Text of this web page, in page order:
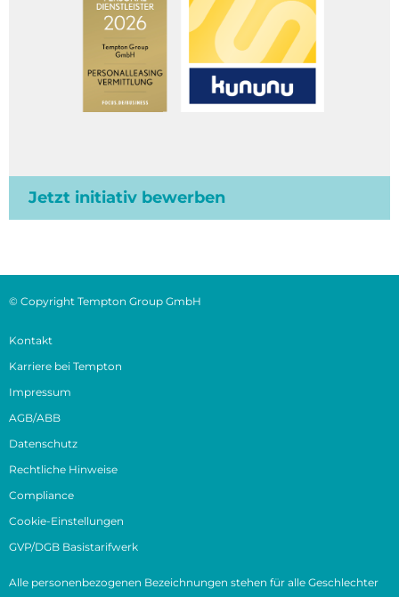
Jetzt initiativ bewerben
© Copyright Tempton Group GmbH
Kontakt
Karriere bei Tempton
Impressum
AGB/ABB
Datenschutz
Rechtliche Hinweise
Compliance
Cookie-Einstellungen
GVP/DGB Basistarifwerk
Alle personenbezogenen Bezeichnungen stehen für alle Geschlechter